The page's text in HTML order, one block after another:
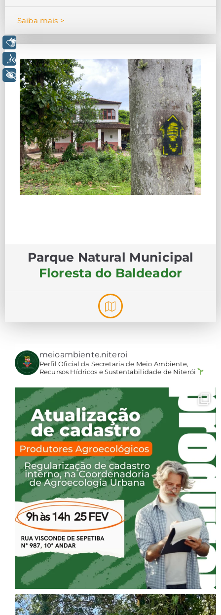
Saiba mais >
Parque Natural Municipal
Floresta do Baldeador
meioambiente.niteroi
Perfil Oficial da Secretaria de Meio Ambiente,
Recursos Hídricos e Sustentabilidade de Niterói
Libras
Voz
+ Acessibilidade